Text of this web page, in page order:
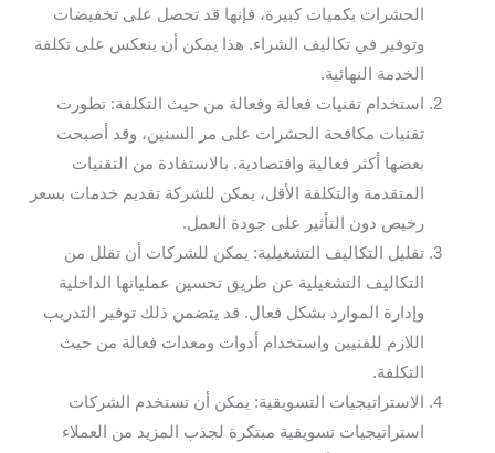
الحشرات بكميات كبيرة، فإنها قد تحصل على تخفيضات
وتوفير في تكاليف الشراء. هذا يمكن أن ينعكس على تكلفة
الخدمة النهائية.
استخدام تقنيات فعالة وفعالة من حيث التكلفة: تطورت
تقنيات مكافحة الحشرات على مر السنين، وقد أصبحت
بعضها أكثر فعالية واقتصادية. بالاستفادة من التقنيات
المتقدمة والتكلفة الأقل، يمكن للشركة تقديم خدمات بسعر
رخيص دون التأثير على جودة العمل.
تقليل التكاليف التشغيلية: يمكن للشركات أن تقلل من
التكاليف التشغيلية عن طريق تحسين عملياتها الداخلية
وإدارة الموارد بشكل فعال. قد يتضمن ذلك توفير التدريب
اللازم للفنيين واستخدام أدوات ومعدات فعالة من حيث
التكلفة.
الاستراتيجيات التسويقية: يمكن أن تستخدم الشركات
استراتيجيات تسويقية مبتكرة لجذب المزيد من العملاء